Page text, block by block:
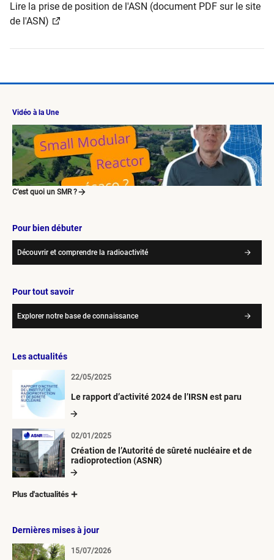
Lire la prise de position de l'ASN (document PDF sur le site
de l'ASN)
Vidéo à la Une
C’est quoi un SMR ?
Pour bien débuter
Découvrir et comprendre la radioactivité
Pour tout savoir
Explorer notre base de connaissance
Les actualités
Le rapport d’activité 2024 de l’IRSN est paru
22/05/2025
Création de l’Autorité de sûreté nucléaire et de
radioprotection (ASNR)
02/01/2025
Plus d'actualités
Dernières mises à jour
15/07/2026